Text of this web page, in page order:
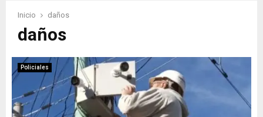
Inicio daños
daños
Policiales